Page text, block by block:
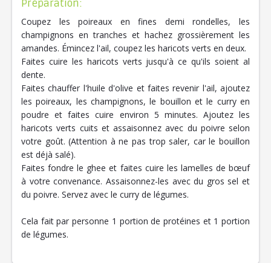
Préparation:
Coupez les poireaux en fines demi rondelles, les
champignons en tranches et hachez grossièrement les
amandes. Émincez l'ail, coupez les haricots verts en deux.
Faites cuire les haricots verts jusqu'à ce qu'ils soient al
dente.
Faites chauffer l'huile d'olive et faites revenir l'ail, ajoutez
les poireaux, les champignons, le bouillon et le curry en
poudre et faites cuire environ 5 minutes. Ajoutez les
haricots verts cuits et assaisonnez avec du poivre selon
votre goût. (Attention à ne pas trop saler, car le bouillon
est déjà salé).
Faites fondre le ghee et faites cuire les lamelles de bœuf
à votre convenance. Assaisonnez-les avec du gros sel et
du poivre. Servez avec le curry de légumes.
Cela fait par personne 1 portion de protéines et 1 portion
de légumes.